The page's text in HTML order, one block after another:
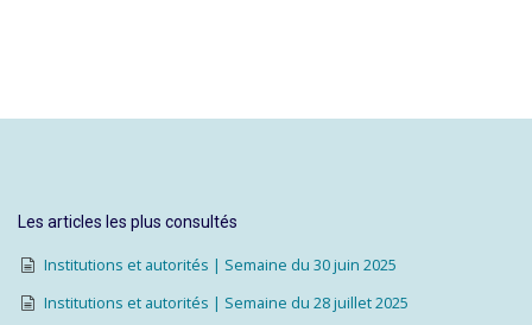
Les articles les plus consultés
Institutions et autorités | Semaine du 30 juin 2025
Institutions et autorités | Semaine du 28 juillet 2025